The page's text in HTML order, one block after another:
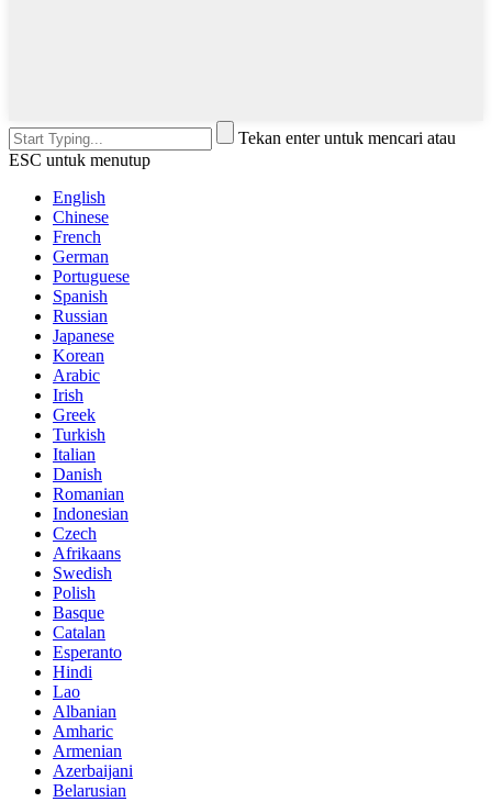
Tekan enter untuk mencari atau
ESC untuk menutup
English
Chinese
French
German
Portuguese
Spanish
Russian
Japanese
Korean
Arabic
Irish
Greek
Turkish
Italian
Danish
Romanian
Indonesian
Czech
Afrikaans
Swedish
Polish
Basque
Catalan
Esperanto
Hindi
Lao
Albanian
Amharic
Armenian
Azerbaijani
Belarusian